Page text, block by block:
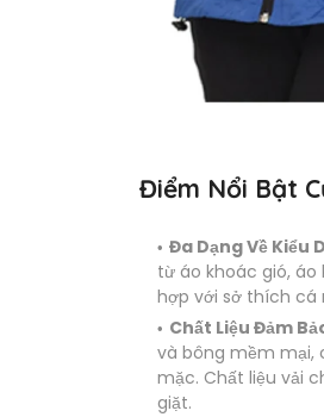
Điểm Nổi Bật
Đa Dạng Về Kiểu
từ áo khoác gió,
hợp với sở thích cá
Chất Liệu Đảm
và bông mềm mại,
mặc. Chất liệu vải
giặt.